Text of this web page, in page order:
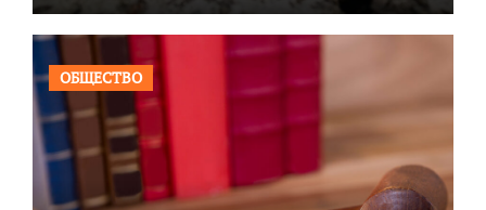
ОБЩЕСТВО